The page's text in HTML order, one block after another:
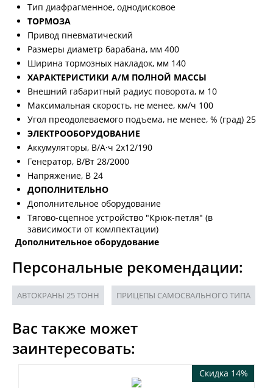
Тип диафрагменное, однодисковое
ТОРМОЗА
Привод пневматический
Размеры диаметр барабана, мм 400
Ширина тормозных накладок, мм 140
ХАРАКТЕРИСТИКИ А/М ПОЛНОЙ МАССЫ
Внешний габаритный радиус поворота, м 10
Максимальная скорость, не менее, км/ч 100
Угол преодолеваемого подъема, не менее, % (град) 25
ЭЛЕКТРООБОРУДОВАНИЕ
Аккумуляторы, В/А·ч 2x12/190
Генератор, В/Вт 28/2000
Напряжение, B 24
ДОПОЛНИТЕЛЬНО
Дополнительное оборудование
Тягово-сцепное устройство "Крюк-петля" (в
зависимости от комлпектации)
Дополнительное оборудование
Персональные рекомендации:
АВТОКРАНЫ 25 ТОНН ПРИЦЕПЫ САМОСВАЛЬНОГО ТИПА
Вас также может
заинтересовать:
Скидка 14%